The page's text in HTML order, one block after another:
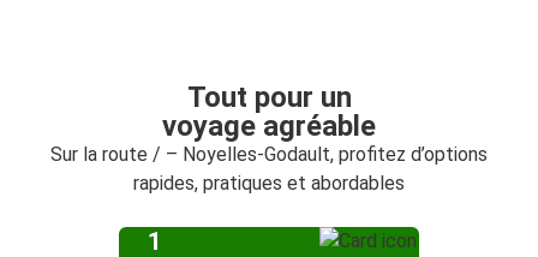
Tout pour un
voyage agréable
Sur la route / – Noyelles-Godault, profitez d’options
rapides, pratiques et abordables
1